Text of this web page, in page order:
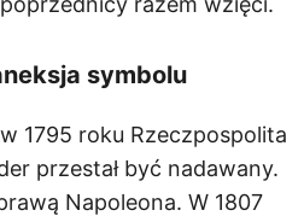
symbolu
1795 roku Rzeczpospolita
przestał być nadawany.
Napoleona. W 1807